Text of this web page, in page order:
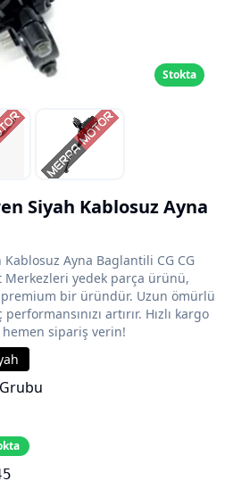
Stokta
Siyah Kablosuz Ayna
Ayna Baglantili CG CG
Merkezleri yedek parça ürünü,
bir üründür. Uzun ömürlü
artırır. Hızlı kargo
sipariş verin!